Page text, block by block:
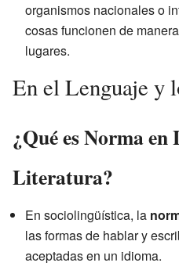
organismos nacionales o
cosas funcionen de
lugares.
En el Lenguaje y
¿Qué es Norma en
Literatura?
En sociolingüística, la
las formas de hablar y
aceptadas en un idioma.